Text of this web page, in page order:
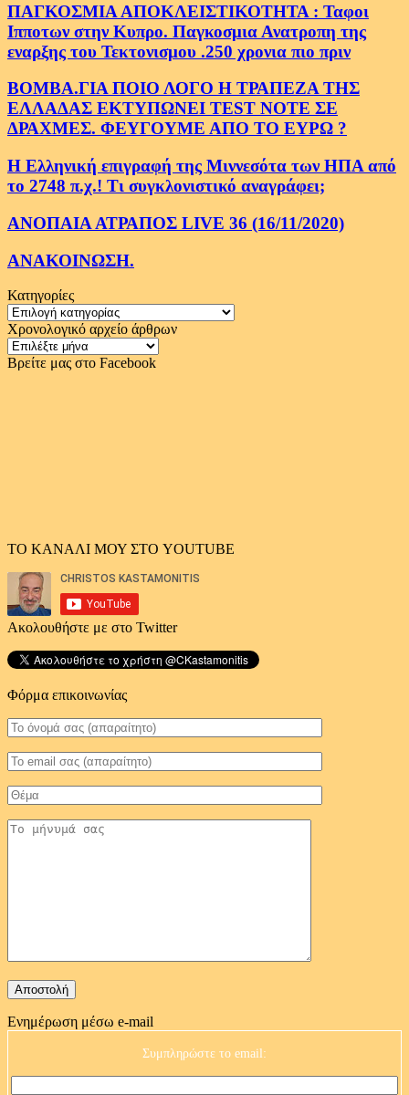
ΠΑΓΚΟΣΜΙΑ ΑΠΟΚΛΕΙΣΤΙΚΟΤΗΤΑ : Ταφοι
Ιπποτων στην Κυπρο. Παγκοσμια Ανατροπη της
εναρξης του Τεκτονισμου .250 χρονια πιο πριν
ΒΟΜΒΑ.ΓΙΑ ΠΟΙΟ ΛΟΓΟ Η ΤΡΑΠΕΖΑ ΤΗΣ
ΕΛΛΑΔΑΣ ΕΚΤΥΠΩΝΕΙ TEST NOTE ΣΕ
ΔΡΑΧΜΕΣ. ΦΕΥΓΟΥΜΕ ΑΠΟ ΤΟ ΕΥΡΩ ?
Η Ελληνική επιγραφή της Μιννεσότα των ΗΠΑ από
το 2748 π.χ.! Τι συγκλονιστικό αναγράφει;
ΑΝΟΠΑΙΑ ΑΤΡΑΠΟΣ LIVE 36 (16/11/2020)
ΑΝΑΚΟΙΝΩΣΗ.
Κατηγορίες
Κατηγορίες
Χρονολογικό αρχείο άρθρων
Χρονολογικό
αρχείο
Βρείτε μας στο Facebook
ΤΟ ΚΑΝΑΛΙ ΜΟΥ ΣΤΟ YOUTUBE
Ακολουθήστε με στο Twitter
Φόρμα επικοινωνίας
Ενημέρωση μέσω e-mail
Συμπληρώστε το email: